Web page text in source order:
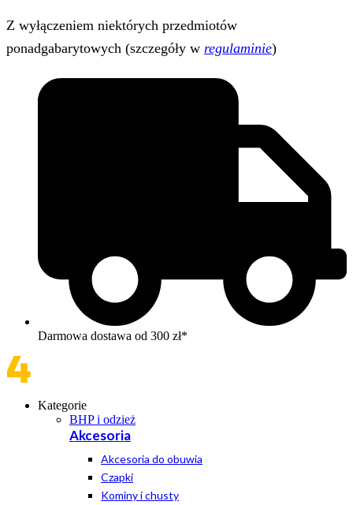
Z wyłączeniem niektórych przedmiotów
ponadgabarytowych (szczegóły w regulaminie)
Darmowa dostawa od 300 zł*
Kategorie
BHP i odzież
Akcesoria
Akcesoria do obuwia
Czapki
Kominy i chusty